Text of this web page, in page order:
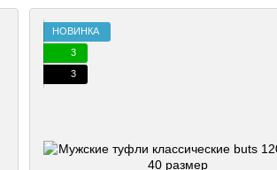
НОВИНКА
3
3